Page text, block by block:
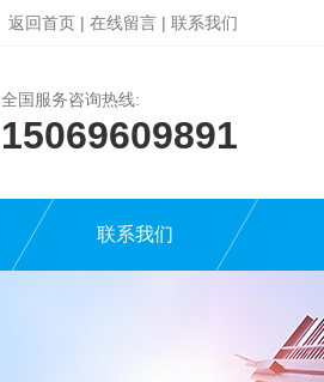
返回首页 | 在线留言 | 联系我们
全国服务咨询热线:
15069609891
联系我们